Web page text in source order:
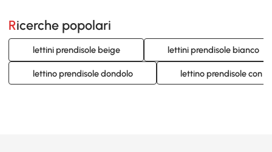
Ricerche popolari
lettini prendisole beige lettini prendisole bianco
lettino prendisole dondolo lettino prendisole con